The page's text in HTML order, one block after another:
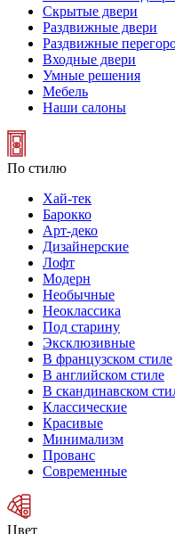
Скрытые двери
Раздвижные двери
Раздвижные
Входные двери
Умные решения
Мебель
Наши салоны
По стилю
Хай-тек
Барокко
Арт-деко
Дизайнерские
Лофт
Модерн
Необычные
Неоклассика
Под старину
Эксклюзивные
В французском стиле
В английском стиле
В скандинавском
Классические
Красивые
Минимализм
Прованс
Современные
Цвет